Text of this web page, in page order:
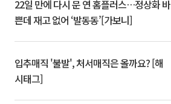
22일 만에 다시 문 연 홈플러스…정상화 바
쁜데 재고 없어 ‘발동동’[가보니]
입추매직 '불발', 처서매직은 올까요? [해
시태그]